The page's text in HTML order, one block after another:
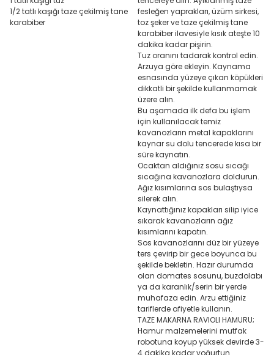
1/2 tatlı kaşığı taze çekilmiş tane
karabiber
fesleğen yaprakları, üzüm sirkesi,
toz şeker ve taze çekilmiş tane
karabiber ilavesiyle kısık ateşte 10
dakika kadar pişirin.
Tuz oranını tadarak kontrol edin.
Arzuya göre ekleyin. Kaynama
esnasında yüzeye çıkan köpükleri
dikkatli bir şekilde kullanmamak
üzere alın.
Bu aşamada ilk defa bu işlem
için kullanılacak temiz
kavanozların metal kapaklarını
kaynar su dolu tencerede kısa bir
süre kaynatın.
Ocaktan aldığınız sosu sıcağı
sıcağına kavanozlara doldurun.
Ağız kısımlarına sos bulaştıysa
silerek alın.
Kaynattığınız kapakları silip iyice
sıkarak kavanozların ağız
kısımlarını kapatın.
Sos kavanozlarını düz bir yüzeye
ters çevirip bir gece boyunca bu
şekilde bekletin. Hazır durumda
olan domates sosunu, buzdolabı
ya da karanlık/serin bir yerde
muhafaza edin. Arzu ettiğiniz
tariflerde afiyetle kullanın.
TAZE MAKARNA RAVIOLI HAMURU;
Hamur malzemelerini mutfak
robotuna koyup yüksek devirde 3-
4 dakika kadar yoğurtun.